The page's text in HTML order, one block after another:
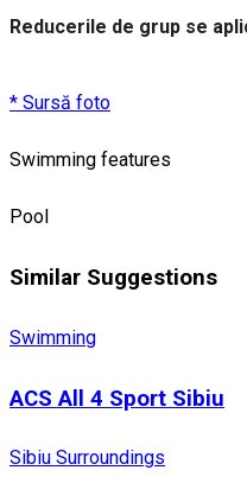
Reducerile de grup se
* Sursă foto
Swimming features
Pool
Similar Suggestions
Swimming
ACS All 4 Sport Sibiu
Sibiu Surroundings